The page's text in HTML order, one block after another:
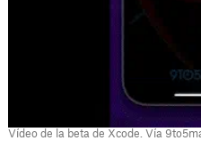
Vídeo de la beta de Xcode. Vía